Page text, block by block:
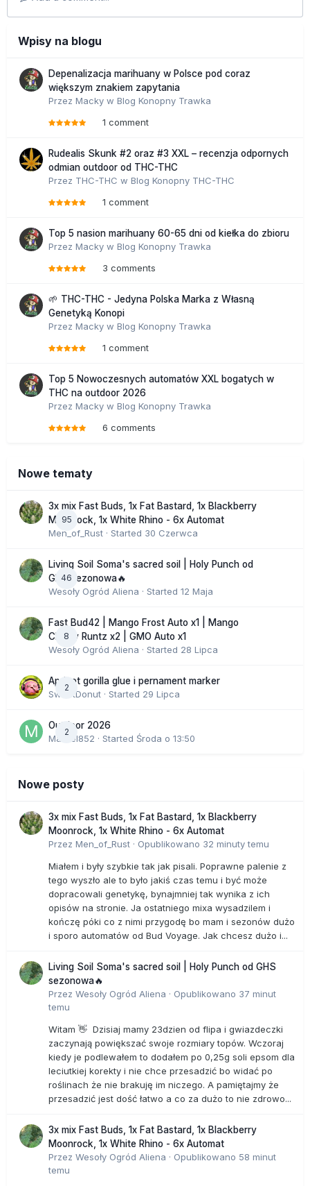
Wpisy na blogu
Depenalizacja marihuany w Polsce pod coraz
większym znakiem zapytania
Przez Macky w Blog Konopny Trawka
1 comment
Rudealis Skunk #2 oraz #3 XXL – recenzja odpornych
odmian outdoor od THC-THC
Przez THC-THC w Blog Konopny THC-THC
1 comment
Top 5 nasion marihuany 60-65 dni od kiełka do zbioru
Przez Macky w Blog Konopny Trawka
3 comments
🌱 THC-THC - Jedyna Polska Marka z Własną
Genetyką Konopi
Przez Macky w Blog Konopny Trawka
1 comment
Top 5 Nowoczesnych automatów XXL bogatych w
THC na outdoor 2026
Przez Macky w Blog Konopny Trawka
6 comments
Nowe tematy
95
3x mix Fast Buds, 1x Fat Bastard, 1x Blackberry
Moonrock, 1x White Rhino - 6x Automat
Men_of_Rust · Started 30 Czerwca
46
Living Soil Soma's sacred soil | Holy Punch od
GHS sezonowa🔥
Wesoły Ogród Aliena · Started 12 Maja
8
Fast Bud42 | Mango Frost Auto x1 | Mango
Cherry Runtz x2 | GMO Auto x1
Wesoły Ogród Aliena · Started 28 Lipca
2
Apricot gorilla glue i pernament marker
SweetDonut · Started 29 Lipca
2
Outdoor 2026
Marcel852 · Started Środa o 13:50
Nowe posty
3x mix Fast Buds, 1x Fat Bastard, 1x Blackberry
Moonrock, 1x White Rhino - 6x Automat
Przez Men_of_Rust · Opublikowano 32 minuty temu
Miałem i były szybkie tak jak pisali. Poprawne palenie z
tego wyszło ale to było jakiś czas temu i być może
dopracowali genetykę, bynajmniej tak wynika z ich
opisów na stronie. Ja ostatniego mixa wysadzilem i
kończę póki co z nimi przygodę bo mam i sezonów dużo
i sporo automatów od Bud Voyage. Jak chcesz dużo i...
Living Soil Soma's sacred soil | Holy Punch od GHS
sezonowa🔥
Przez Wesoły Ogród Aliena · Opublikowano 37 minut
temu
Witam 👋 Dzisiaj mamy 23dzien od flipa i gwiazdeczki
zaczynają powiększać swoje rozmiary topów. Wczoraj
kiedy je podlewałem to dodałem po 0,25g soli epsom dla
leciutkiej korekty i nie chce przesadzić bo widać po
roślinach że nie brakuję im niczego. A pamiętajmy że
przesadzić jest dość łatwo a co za dużo to nie zdrowo...
3x mix Fast Buds, 1x Fat Bastard, 1x Blackberry
Moonrock, 1x White Rhino - 6x Automat
Przez Wesoły Ogród Aliena · Opublikowano 58 minut
temu